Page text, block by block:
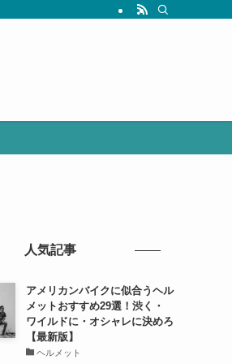
人気記事
アメリカンバイクに似合うヘル
メットおすすめ29選！渋く・
ワイルドに・オシャレに決めろ
【最新版】
ヘルメット